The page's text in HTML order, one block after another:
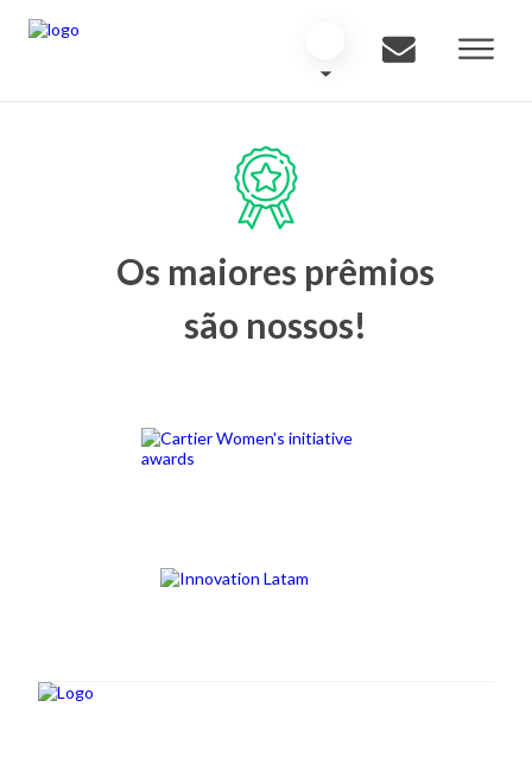
Os maiores prêmios
são nossos!